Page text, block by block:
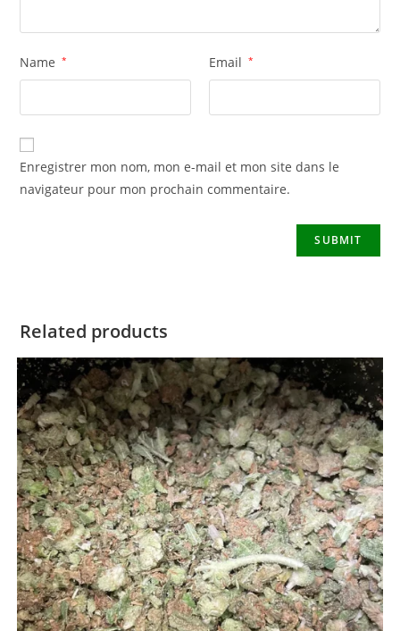
Name * Email *
Enregistrer mon nom, mon e-mail et mon site dans le
navigateur pour mon prochain commentaire.
Related products